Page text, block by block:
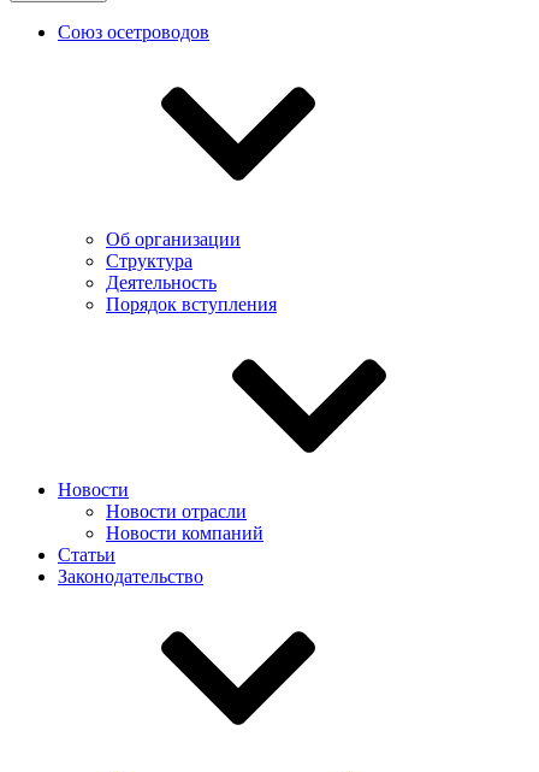
Союз осетроводов
Об организации
Структура
Деятельность
Порядок вступления
Новости
Новости отрасли
Новости компаний
Статьи
Законодательство